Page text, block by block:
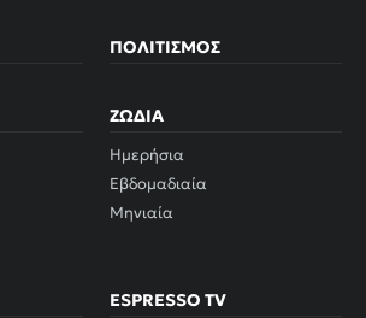
ΠΟΛΙΤΙΣΜΌΣ
ΖΏΔΙΑ
Ημερήσια
Εβδομαδιαία
Μηνιαία
ESPRESSO TV